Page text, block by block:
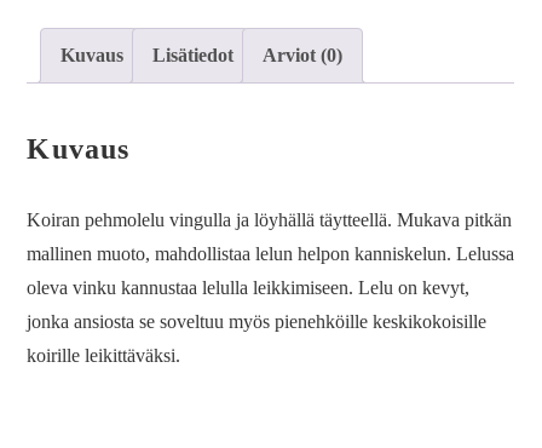
Kuvaus Lisätiedot Arviot (0)
Kuvaus
Koiran pehmolelu vingulla ja löyhällä täytteellä. Mukava pitkän
mallinen muoto, mahdollistaa lelun helpon kanniskelun. Lelussa
oleva vinku kannustaa lelulla leikkimiseen. Lelu on kevyt,
jonka ansiosta se soveltuu myös pienehköille keskikokoisille
koirille leikittäväksi.